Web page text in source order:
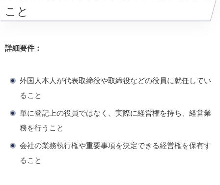
こと
詳細要件：
外国人本人が代表取締役や取締役などの役員に就任してい
ること
単に登記上の役員ではなく、実際に経営権を持ち、経営業
務を行うこと
会社の業務執行権や重要事項を決定できる経営権を保有す
ること